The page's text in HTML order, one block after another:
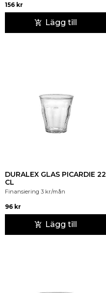
156 kr
Lägg till
DURALEX GLAS PICARDIE 22
CL
Finansiering 3 kr/mån
96 kr
Lägg till